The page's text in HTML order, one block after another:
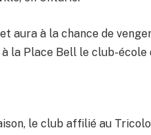
aura à la chance de
la Place Bell le club-école
le club affilié au